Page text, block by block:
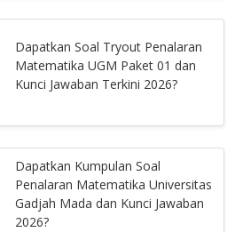
Dapatkan Soal Tryout Penalaran
Matematika UGM Paket 01 dan
Kunci Jawaban Terkini 2026?
Dapatkan Kumpulan Soal
Penalaran Matematika Universitas
Gadjah Mada dan Kunci Jawaban
2026?